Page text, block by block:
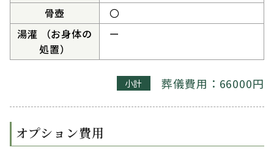
骨壺
〇
湯灌 （お身体の
処置）
ー
小計 葬儀費用：66000円
オプション費用